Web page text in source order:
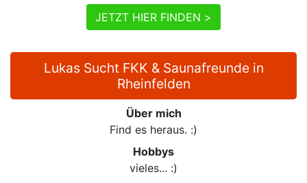
JETZT HIER FINDEN >
Lukas Sucht FKK & Saunafreunde in
Rheinfelden
Über mich
Find es heraus. :)
Hobbys
vieles... :)